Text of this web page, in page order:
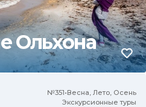
Ольхона
№351•Весна, Лето, Осень
Экскурсионные туры